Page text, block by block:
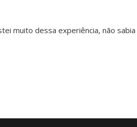
muito dessa experiência, não